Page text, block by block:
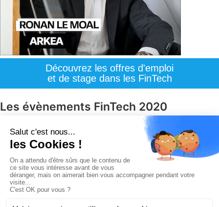
Découvrez les offres d'emploi
et de stage dans les FinTech
Les évènements FinTech 2020
Paris BlockChain Summit
MIT Conference Fintech
Money 20/20
© Copyright 2008 / 2026,DECODE MEDIA, The Innovation Media